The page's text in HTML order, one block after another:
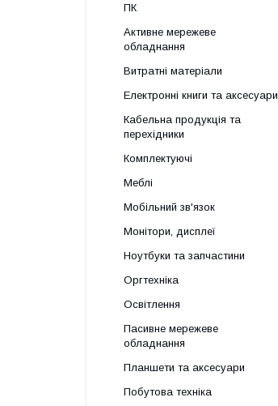
ПК
Активне мережеве
обладнання
Витратні матеріали
Електронні книги та аксесуари
Кабельна продукція та
перехідники
Комплектуючі
Меблі
Мобільний зв'язок
Монітори, дисплеї
Ноутбуки та запчастини
Оргтехніка
Освітлення
Пасивне мережеве
обладнання
Планшети та аксесуари
Побутова техніка